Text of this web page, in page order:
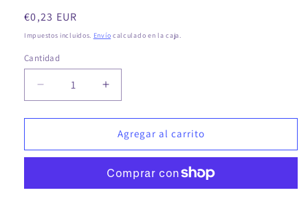
Precio
regular
€0,23 EUR
Impuestos incluidos. Envío calculado en la caja.
Cantidad
Disminuir
cantidad
para
Compatibilidad
con
para
Aumentar
cantidad
para
Compatibilidad
con
innovadoras
para
Agregar al carrito